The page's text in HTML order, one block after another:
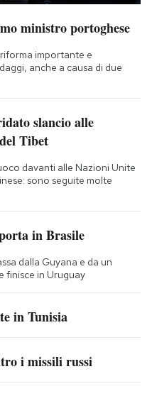
ministro portoghese
importante e
anche a causa di due
slancio alle
Tibet
davanti alle Nazioni Unite
sono seguite molte
in Brasile
dalla Guyana e da un
finisce in Uruguay
in Tunisia
i missili russi